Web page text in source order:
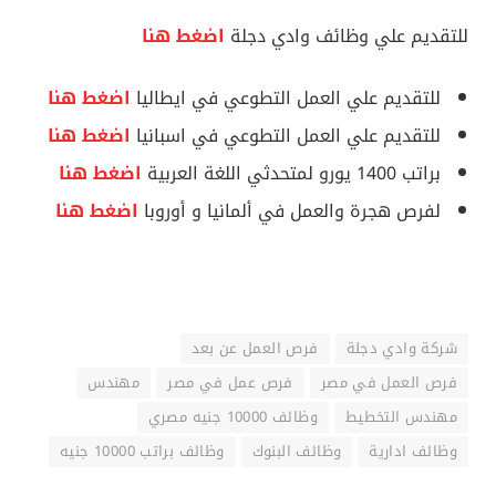
للتقديم علي وظائف وادي دجلة اضغط هنا
للتقديم علي العمل التطوعي في ايطاليا اضغط هنا
للتقديم علي العمل التطوعي في اسبانيا اضغط هنا
براتب 1400 يورو لمتحدثي اللغة العربية
اضغط هنا
لفرص هجرة والعمل في ألمانيا و أوروبا اضغط هنا
شركة وادي دجلة
فرص العمل عن بعد
فرص العمل في مصر
فرص عمل في مصر
مهندس
مهندس التخطيط
وظائف 10000 جنيه مصري
وظائف ادارية
وظائف البنوك وظائف براتب 10000 جنيه